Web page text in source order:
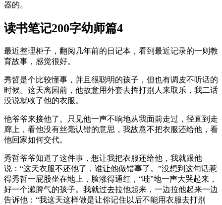
器的。
读书笔记200字幼师篇4
最近整理柜子，翻阅几年前的日记本，看到最近记录的一则教
育故事，感觉很好。
秀哲是个比较懂事，并且很聪明的孩子，但也有调皮不听话的
时候。这天离园前，他故意用外套去挥打别人来取乐，我二话
没说就收了他的衣服。
他爷爷来接他了。只见他一声不响地从我面前走过，径直到走
廊上，看他没有丝毫认错的意思，我故意不把衣服还给他，看
他回家如何交代。
秀哲爷爷知道了这件事，想让我把衣服还给他，我就跟他
说：“这天衣服不还他了，谁让他做错事了。”没想到这句话惹
得秀哲一屁股坐在地上，脸涨得通红，“哇”地一声大哭起来，
好一个濑脾气的孩子。我就过去拉他起来，一边拉他起来一边
告诉他：“我这天这样做是让你记住以后不能用衣服去打别